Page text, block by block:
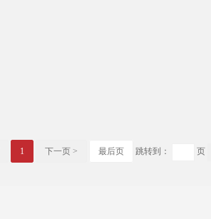
1 下一页 > 最后页 跳转到： 页